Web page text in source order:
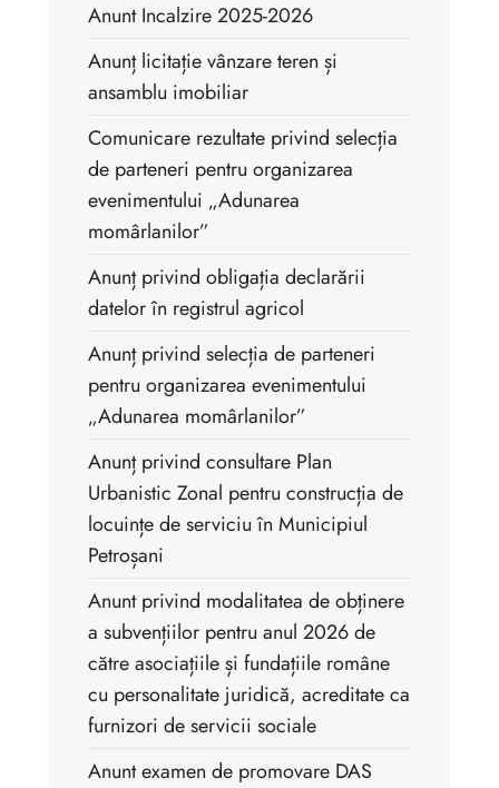
Anunt Incalzire 2025-2026
Anunț licitație vânzare teren și
ansamblu imobiliar
Comunicare rezultate privind selecția
de parteneri pentru organizarea
evenimentului „Adunarea
momârlanilor”
Anunț privind obligația declarării
datelor în registrul agricol
Anunț privind selecția de parteneri
pentru organizarea evenimentului
„Adunarea momârlanilor”
Anunț privind consultare Plan
Urbanistic Zonal pentru construcția de
locuințe de serviciu în Municipiul
Petroșani
Anunt privind modalitatea de obținere
a subvențiilor pentru anul 2026 de
către asociațiile și fundațiile române
cu personalitate juridică, acreditate ca
furnizori de servicii sociale
Anunt examen de promovare DAS